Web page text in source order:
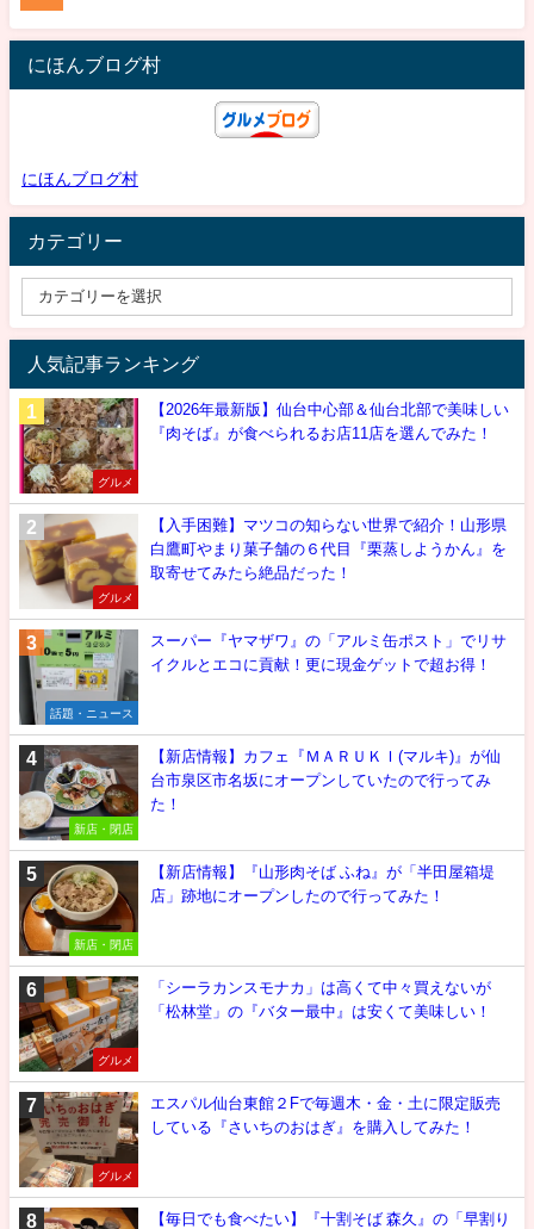
にほんブログ村
にほんブログ村
カテゴリー
人気記事ランキング
グルメ
【2026年最新版】仙台中心部＆仙台北部で美味しい
『肉そば』が食べられるお店11店を選んでみた！
グルメ
【入手困難】マツコの知らない世界で紹介！山形県
白鷹町やまり菓子舗の６代目『栗蒸しようかん』を
取寄せてみたら絶品だった！
話題・ニュース
スーパー『ヤマザワ』の「アルミ缶ポスト」でリサ
イクルとエコに貢献！更に現金ゲットで超お得！
新店・閉店
【新店情報】カフェ『ＭＡＲＵＫＩ(マルキ)』が仙
台市泉区市名坂にオープンしていたので行ってみ
た！
新店・閉店
【新店情報】『山形肉そば ふね』が「半田屋箱堤
店」跡地にオープンしたので行ってみた！
グルメ
「シーラカンスモナカ」は高くて中々買えないが
「松林堂」の『バター最中』は安くて美味しい！
グルメ
エスパル仙台東館２Fで毎週木・金・土に限定販売
している『さいちのおはぎ』を購入してみた！
【毎日でも食べたい】『十割そば 森久』の「早割り